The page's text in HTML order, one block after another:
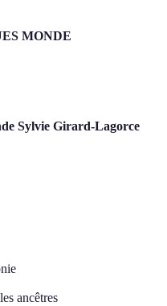
MONDE
Sylvie Girard-Lagorce
ancêtres